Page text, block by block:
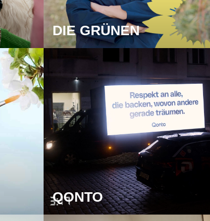
DIE GRÜNEN
QONTO